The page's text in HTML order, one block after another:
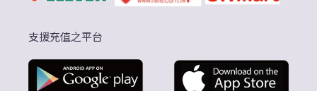
支援充值之平台